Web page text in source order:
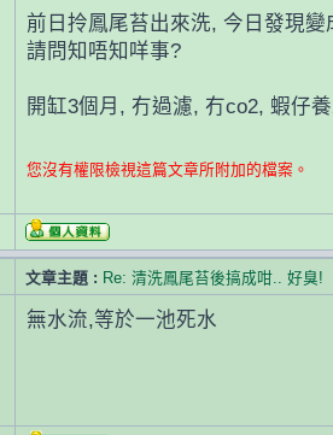
前日拎鳳尾苔出來洗, 今日發現
請問知唔知咩事?
開缸3個月, 冇過濾, 冇co2, 蝦仔
您沒有權限檢視這篇文章所附加的檔案。
文章主題 : Re: 清洗鳳尾苔後搞成咁.. 好臭!
無水流,等於一池死水